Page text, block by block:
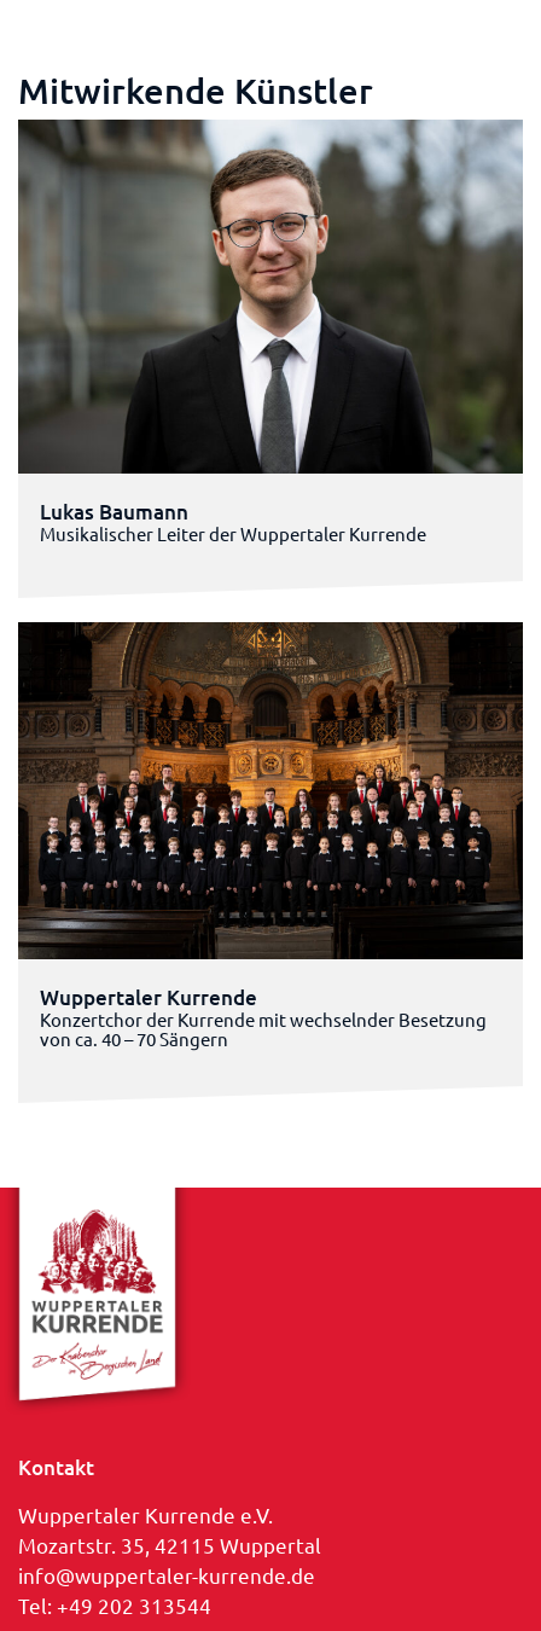
Mitwirkende Künstler
Lukas Baumann
Musikalischer Leiter der Wuppertaler Kurrende
Wuppertaler Kurrende
Konzertchor der Kurrende mit wechselnder Besetzung
von ca. 40 – 70 Sängern
Kontakt
Wuppertaler Kurrende e.V.
Mozartstr. 35, 42115 Wuppertal
info@wuppertaler-kurrende.de
Tel: +49 202 313544